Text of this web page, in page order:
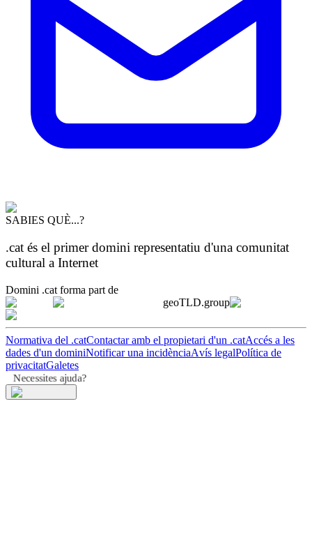
SABIES QUÈ...?
.cat és el primer domini representatiu d'una comunitat
cultural a Internet
Domini .cat forma part de
geoTLD.group
Normativa del .catContactar amb el propietari d'un .catAccés a les
dades d'un dominiNotificar una incidènciaAvís legalPolítica de
privacitatGaletes
Necessites ajuda?